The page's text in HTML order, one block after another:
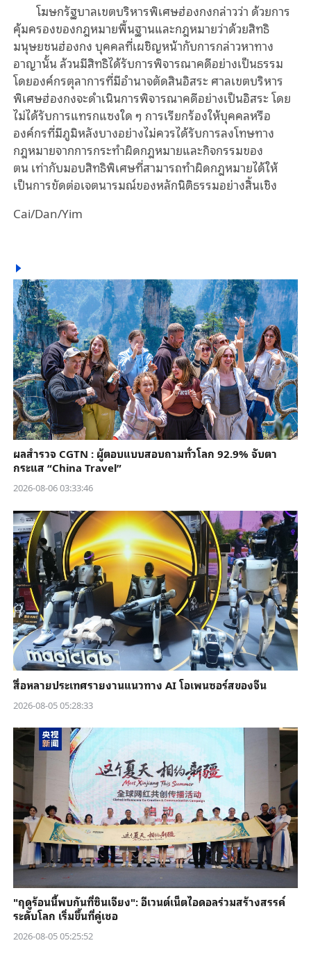
โฆษกรัฐบาลเขตบริหารพิเศษฮ่องกงกล่าวว่า ด้วยการ
คุ้มครองของกฎหมายพื้นฐานและกฎหมายว่าด้วยสิทธิ
มนุษยชนฮ่องกง บุคคลที่เผชิญหน้ากับการกล่าวหาทาง
อาญานั้น ล้วนมีสิทธิได้รับการพิจารณาคดีอย่างเป็นธรรม
โดยองค์กรตุลาการที่มีอำนาจตัดสินอิสระ ศาลเขตบริหาร
พิเศษฮ่องกงจะดำเนินการพิจารณาคดีอย่างเป็นอิสระ โดย
ไม่ได้รับการแทรกแซงใด ๆ การเรียกร้องให้บุคคลหรือ
องค์กรที่มีภูมิหลังบางอย่างไม่ควรได้รับการลงโทษทาง
กฎหมายจากการกระทำผิดกฎหมายและกิจกรรมของ
ตน เท่ากับมอบสิทธิพิเศษที่สามารถทำผิดกฎหมายได้ให้
เป็นการขัดต่อเจตนารมณ์ของหลักนิติธรรมอย่างสิ้นเชิง
Cai/Dan/Yim
ผลสำรวจ CGTN : ผู้ตอบแบบสอบถามทั่วโลก 92.9% จับตา
กระแส “China Travel”
2026-08-06 03:33:46
สื่อหลายประเทศรายงานแนวทาง AI โอเพนซอร์สของจีน
2026-08-05 05:28:33
"ฤดูร้อนนี้พบกันที่ซินเจียง": อีเวนต์เน็ตไอดอลร่วมสร้างสรรค์
ระดับโลก เริ่มขึ้นที่คู่เชอ
2026-08-05 05:25:52